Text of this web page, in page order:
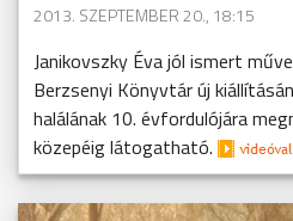
2013. SZEPTEMBER 20., 18:15
Janikovszky Éva jól ismert
Berzsenyi Könyvtár új
halálának 10. évfordulójára
közepéig látogatható.